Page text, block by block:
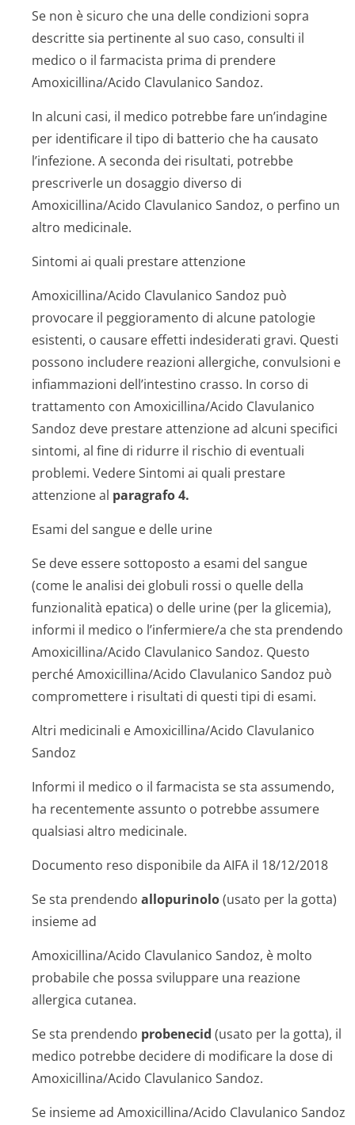
Se non è sicuro che una delle condizioni sopra
descritte sia pertinente al suo caso, consulti il
medico o il farmacista prima di prendere
Amoxicillina/Acido Clavulanico Sandoz.
In alcuni casi, il medico potrebbe fare un’indagine
per identificare il tipo di batterio che ha causato
l’infezione. A seconda dei risultati, potrebbe
prescriverle un dosaggio diverso di
Amoxicillina/Acido Clavulanico Sandoz, o perfino un
altro medicinale.
Sintomi ai quali prestare attenzione
Amoxicillina/Acido Clavulanico Sandoz può
provocare il peggioramento di alcune patologie
esistenti, o causare effetti indesiderati gravi. Questi
possono includere reazioni allergiche, convulsioni e
infiammazioni dell’intestino crasso. In corso di
trattamento con Amoxicillina/Acido Clavulanico
Sandoz deve prestare attenzione ad alcuni specifici
sintomi, al fine di ridurre il rischio di eventuali
problemi. VedereSintomi ai quali prestare
attenzioneal paragrafo 4.
Esami del sangue e delle urine
Se deve essere sottoposto a esami del sangue
(come le analisi dei globuli rossi o quelle della
funzionalità epatica) o delle urine (per la glicemia),
informi il medico o l’infermiere/a che sta prendendo
Amoxicillina/Acido Clavulanico Sandoz. Questo
perché Amoxicillina/Acido Clavulanico Sandoz può
compromettere i risultati di questi tipi di esami.
Altri medicinali e Amoxicillina/Acido Clavulanico
Sandoz
Informi il medico o il farmacista se sta assumendo,
ha recentemente assunto o potrebbe assumere
qualsiasi altro medicinale.
Documento reso disponibile da AIFA il 18/12/2018
Se sta prendendo allopurinolo(usato per la gotta)
insieme ad
Amoxicillina/Acido Clavulanico Sandoz, è molto
probabile che possa sviluppare una reazione
allergica cutanea.
Se sta prendendo probenecid (usato per la gotta), il
medico potrebbe decidere di modificare la dose di
Amoxicillina/Acido Clavulanico Sandoz.
Se insieme ad Amoxicillina/Acido Clavulanico Sandoz